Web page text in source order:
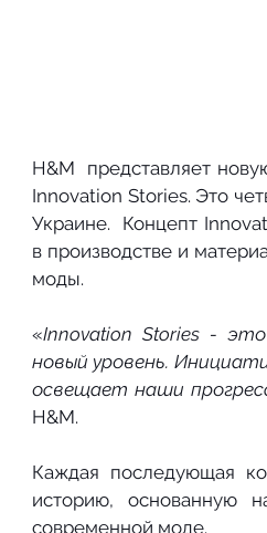
H&M  представляет
Innovation Stories. Это
Украине.  Концепт
в производстве и
моды.
«Innovation Stories -
новый уровень.
освещает наши
H&M.
Каждая последующая
историю, основанную
современной моде.